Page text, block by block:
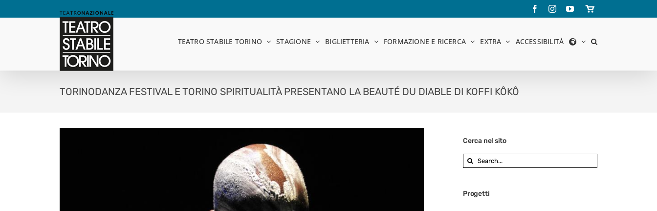
FacebookInstagramYouTube
Store
online
TEATRO STABILE TORINO STAGIONE BIGLIETTERIA FORMAZIONE E RICERCA EXTRA ACCESSIBILITÀ
TORINODANZA FESTIVAL E TORINO SPIRITUALITÀ PRESENTANO LA BEAUTÉ DU DIABLE DI KOFFI KÔKÔ
Cerca nel sito
Search
for:
Progetti